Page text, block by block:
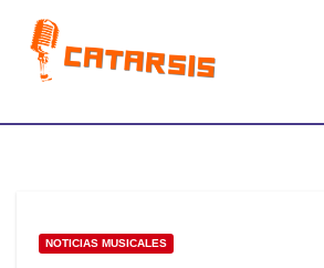
NOTICIAS MUSICALES